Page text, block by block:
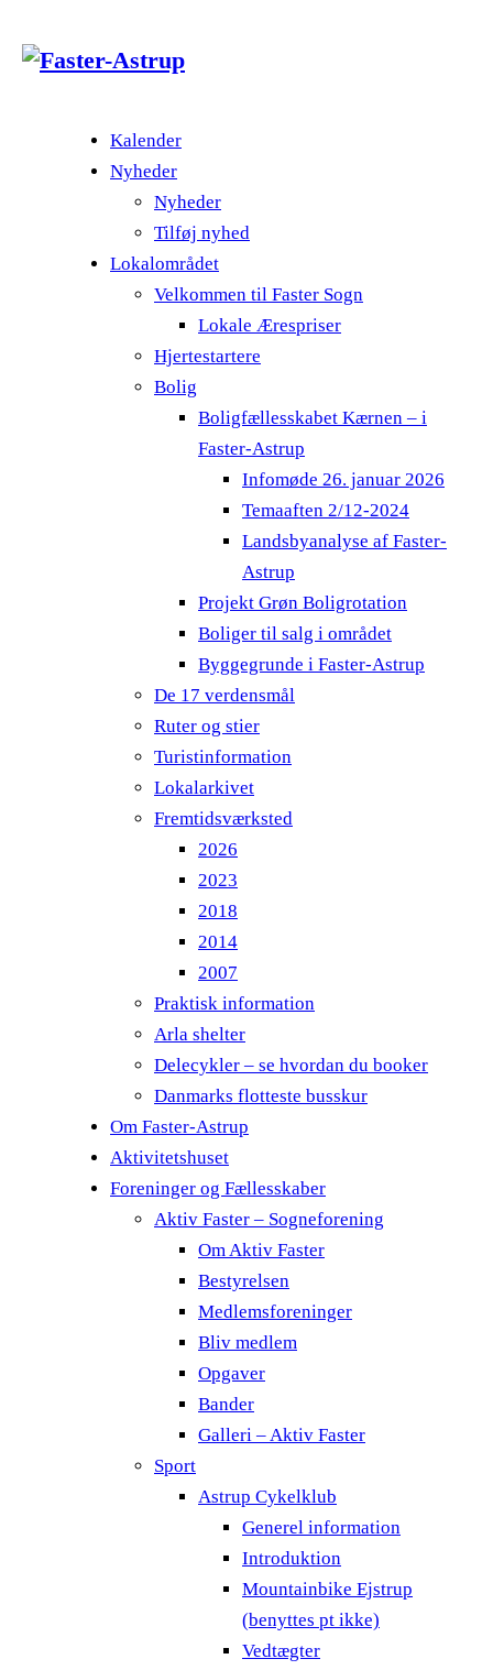
Kalender
Nyheder
Nyheder
Tilføj nyhed
Lokalområdet
Velkommen til Faster Sogn
Lokale Ærespriser
Hjertestartere
Bolig
Boligfællesskabet Kærnen – i
Faster-Astrup
Infomøde 26. januar 2026
Temaaften 2/12-2024
Landsbyanalyse af Faster-
Astrup
Projekt Grøn Boligrotation
Boliger til salg i området
Byggegrunde i Faster-Astrup
De 17 verdensmål
Ruter og stier
Turistinformation
Lokalarkivet
Fremtidsværksted
2026
2023
2018
2014
2007
Praktisk information
Arla shelter
Delecykler – se hvordan du booker
Danmarks flotteste busskur
Om Faster-Astrup
Aktivitetshuset
Foreninger og Fællesskaber
Aktiv Faster – Sogneforening
Om Aktiv Faster
Bestyrelsen
Medlemsforeninger
Bliv medlem
Opgaver
Bander
Galleri – Aktiv Faster
Sport
Astrup Cykelklub
Generel information
Introduktion
Mountainbike Ejstrup
(benyttes pt ikke)
Vedtægter